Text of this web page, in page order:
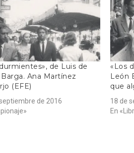
de Luis de
Ana Martínez
(EFE)
de 2016
«Los
León
que
18 de
En